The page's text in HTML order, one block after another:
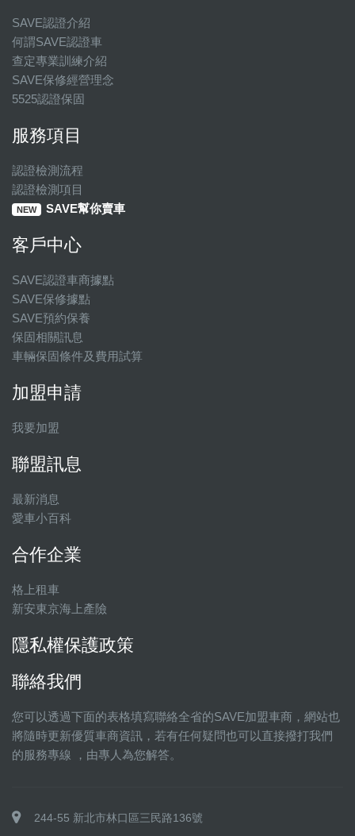
SAVE認證介紹
何謂SAVE認證車
查定專業訓練介紹
SAVE保修經營理念
5525認證保固
服務項目
認證檢測流程
認證檢測項目
NEW SAVE幫你賣車
客戶中心
SAVE認證車商據點
SAVE保修據點
SAVE預約保養
保固相關訊息
車輛保固條件及費用試算
加盟申請
我要加盟
聯盟訊息
最新消息
愛車小百科
合作企業
格上租車
新安東京海上產險
隱私權保護政策
聯絡我們
您可以透過下面的表格填寫聯絡全省的SAVE加盟車商，網站也
將隨時更新優質車商資訊，若有任何疑問也可以直接撥打我們
的服務專線 ，由專人為您解答。
244-55 新北市林口區三民路136號